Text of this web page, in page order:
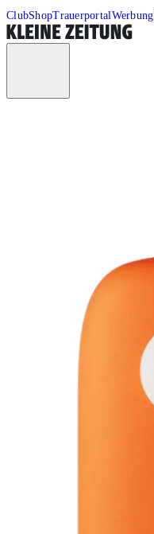
ClubShopTrauerportalWerbung